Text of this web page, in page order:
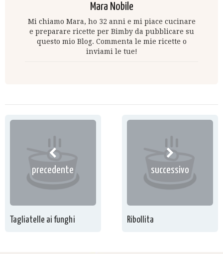
Mara Nobile
Mi chiamo Mara, ho 32 anni e mi piace cucinare
e preparare ricette per Bimby da pubblicare su
questo mio Blog. Commenta le mie ricette o
inviami le tue!
precedente
Tagliatelle ai funghi
successivo
Ribollita